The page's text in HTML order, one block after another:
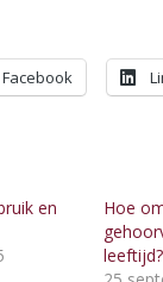
Facebook
en
Hoe
leeftijd?